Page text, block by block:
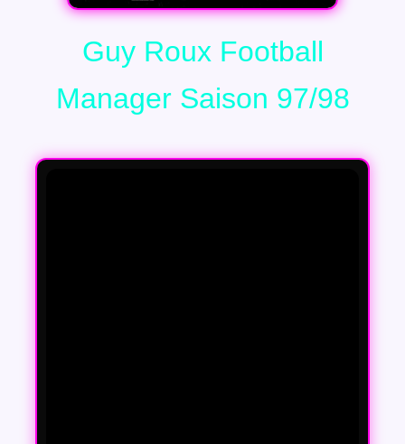
Guy Roux Football
Manager Saison 97/98